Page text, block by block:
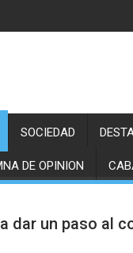
SOCIEDAD
DE OPINION
dar un paso al